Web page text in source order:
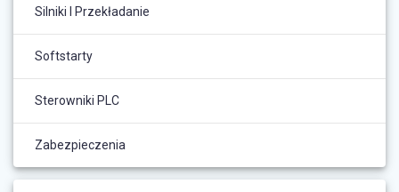
Silniki I Przekładanie
Softstarty
Sterowniki PLC
Zabezpieczenia